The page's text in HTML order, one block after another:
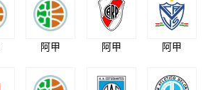
阿甲 阿甲 阿甲